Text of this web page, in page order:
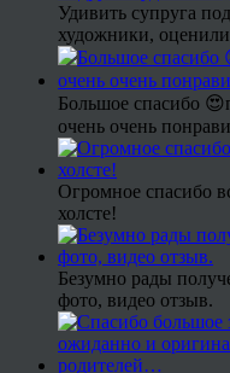
Удивить супруга
художники,
Большое спасибо
очень очень
Огромное спасибо
холсте!
Безумно рады
фото, видео отзыв.